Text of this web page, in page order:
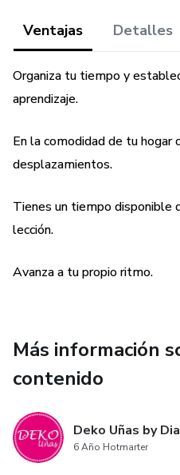
Ventajas Detalles
Organiza tu tiempo y
aprendizaje.
En la comodidad de tu hogar
desplazamientos.
Tienes un tiempo disponible
lección.
Avanza a tu propio ritmo.
Más información
contenido
Deko Uñas by
6 Año Hotmarter